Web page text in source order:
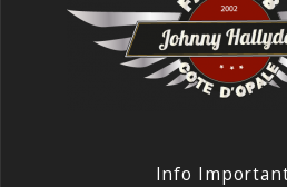
Info